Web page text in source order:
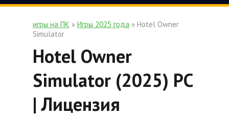
игры на ПК » Игры 2025 года » Hotel Owner
Simulator
Hotel Owner
Simulator (2025) PC
| Лицензия